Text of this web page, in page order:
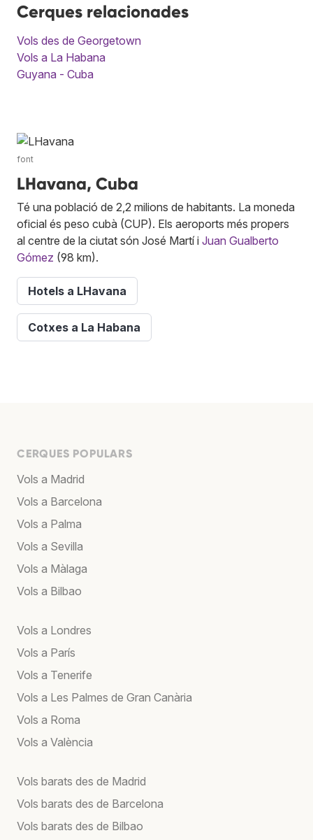
Cerques relacionades
Vols des de Georgetown
Vols a La Habana
Guyana - Cuba
font
LHavana, Cuba
Té una població de 2,2 milions de habitants. La moneda
oficial és peso cubà (CUP). Els aeroports més propers
al centre de la ciutat són José Martí i Juan Gualberto
Gómez (98 km).
Hotels a LHavana
Cotxes a La Habana
CERQUES POPULARS
Vols a Madrid
Vols a Barcelona
Vols a Palma
Vols a Sevilla
Vols a Màlaga
Vols a Bilbao
Vols a Londres
Vols a París
Vols a Tenerife
Vols a Les Palmes de Gran Canària
Vols a Roma
Vols a València
Vols barats des de Madrid
Vols barats des de Barcelona
Vols barats des de Bilbao